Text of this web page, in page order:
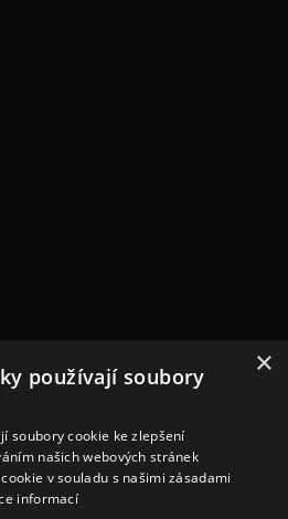
×
používají soubory
soubory cookie ke zlepšení
našich webových stránek
v souladu s našimi zásadami
informací